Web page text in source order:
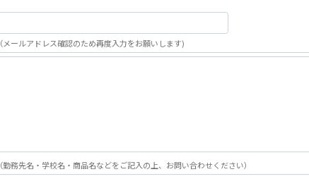
（メールアドレス確認のため再度入力をお願いします)
（勤務先名・学校名・商品名などをご記入の上、お問い合わせください）